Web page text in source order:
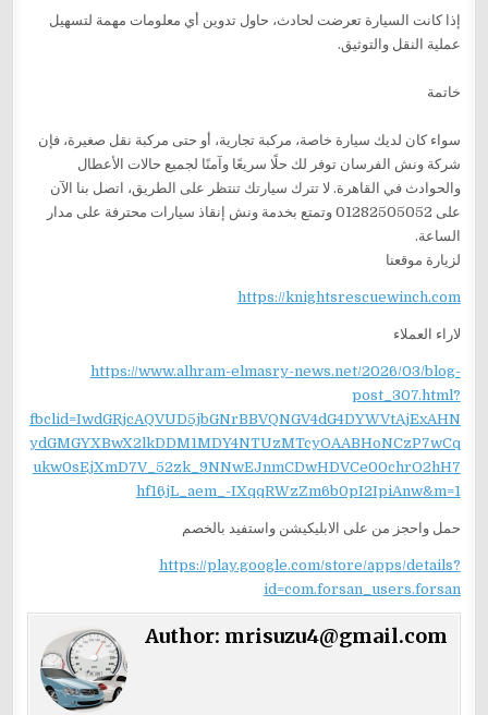
إذا كانت السيارة تعرضت لحادث، حاول تدوين أي معلومات مهمة لتسهيل
عملية النقل والتوثيق.
خاتمة
سواء كان لديك سيارة خاصة، مركبة تجارية، أو حتى مركبة نقل صغيرة، فإن
شركة ونش الفرسان توفر لك حلًا سريعًا وآمنًا لجميع حالات الأعطال
والحوادث في القاهرة. لا تترك سيارتك تنتظر على الطريق، اتصل بنا الآن
على 01282505052 وتمتع بخدمة ونش إنقاذ سيارات محترفة على مدار
الساعة.
لزيارة موقعنا
https://knightsrescuewinch.com
لاراء العملاء
https://www.alhram-elmasry-news.net/2026/03/blog-
post_307.html?
fbclid=IwdGRjcAQVUD5jbGNrBBVQNGV4dG4DYWVtAjExAHN
ydGMGYXBwX2lkDDM1MDY4NTUzMTcyOAABHoNCzP7wCq
ukw0sEjXmD7V_52zk_9NNwEJnmCDwHDVCe00chrO2hH7
hf16jL_aem_-IXqqRWzZm6b0pI2IpiAnw&m=1
حمل واحجز من على الابليكيشن واستفيد بالخصم
https://play.google.com/store/apps/details?
id=com.forsan_users.forsan
Author: mrisuzu4@gmail.com